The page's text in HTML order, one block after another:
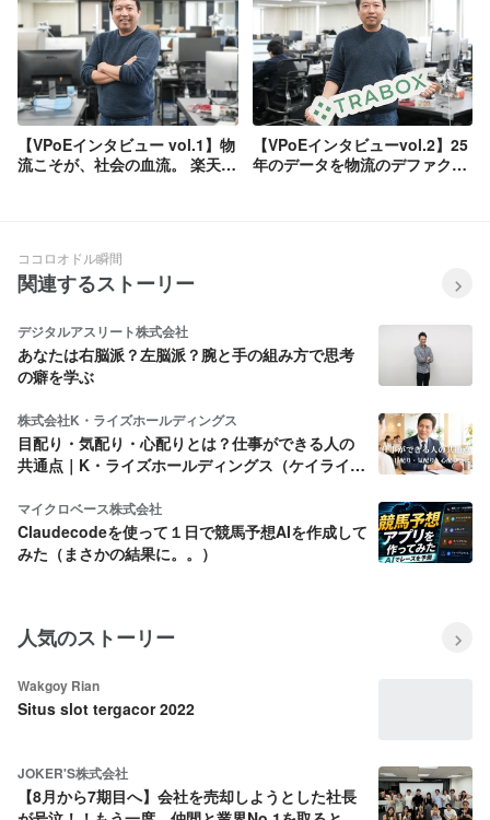
【VPoEインタビュー vol.1】物
流こそが、社会の血流。 楽天
【VPoEインタビューvol.2】25
年のデータを物流のデファクト
ココロオドル瞬間
関連するストーリー
デジタルアスリート株式会社
あなたは右脳派？左脳派？腕と手の組み方で思考
の癖を学ぶ
株式会社K・ライズホールディングス
目配り・気配り・心配りとは？仕事ができる人の
共通点｜K・ライズホールディングス（ケイライ
マイクロベース株式会社
Claudecodeを使って１日で競馬予想AIを作成して
みた（まさかの結果に。。）
人気のストーリー
Wakgoy Rian
Situs slot tergacor 2022
JOKER'S株式会社
【8月から7期目へ】会社を売却しようとした社長